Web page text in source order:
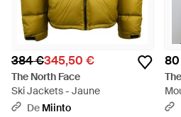
384 €345,50 €
The North Face
Ski Jackets - Jaune
De Miinto